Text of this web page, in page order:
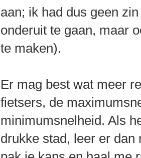
aan; ik had dus geen
onderuit te gaan, maar
te maken).
Er mag best wat meer
fietsers, de
minimumsnelheid. Als
drukke stad, leer er